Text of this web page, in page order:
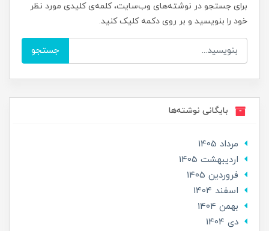
برای جستجو در نوشته‌های وب‌سایت، کلمه‌ی کلیدی مورد نظر
خود را بنویسید و بر روی دکمه کلیک کنید.
جستجو
بایگانی نوشته‌ها
مرداد 1405
ارديبهشت 1405
فروردین 1405
اسفند 1404
بهمن 1404
دی 1404